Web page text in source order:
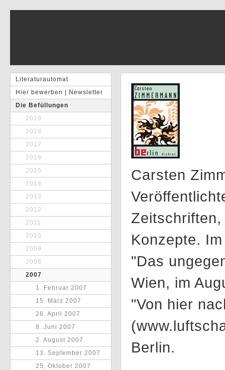
Literaturautomat
Hier bewerben | Newsletter
Die Befüllungen
2019
2018
2017
2016
2015
2014
2013
2012
2011
2010
2009
2008
2007
1. Februar 2007
15. März 2007
26. April 2007
8. Juni 2007
2. August 2007
13. September 2007
25, Oktober 2007
Carsten
Konzepte.
"Das
Wien, im
"Von hier
Berlin.